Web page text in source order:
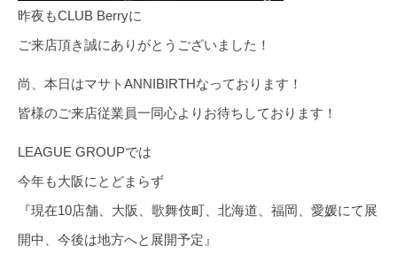
昨夜もCLUB Berryに
ご来店頂き誠にありがとうございました！
尚、本日はマサトANNIBIRTHなっております！
皆様のご来店従業員一同心よりお待ちしております！
LEAGUE GROUPでは
今年も大阪にとどまらず
『現在10店舗、大阪、歌舞伎町、北海道、福岡、愛媛にて展
開中、今後は地方へと展開予定』